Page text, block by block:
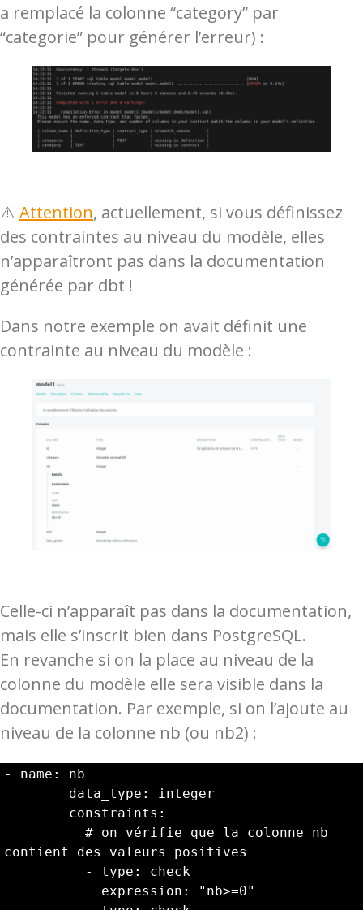
a remplacé la colonne “category” par
“categorie” pour générer l’erreur) :
⚠️ Attention, actuellement, si vous définissez
des contraintes au niveau du modèle, elles
n’apparaîtront pas dans la documentation
générée par dbt !
Dans notre exemple on avait définit une
contrainte au niveau du modèle :
Celle-ci n’apparaît pas dans la documentation,
mais elle s’inscrit bien dans PostgreSQL.
En revanche si on la place au niveau de la
colonne du modèle elle sera visible dans la
documentation. Par exemple, si on l’ajoute au
niveau de la colonne nb (ou nb2) :
- name: nb
contient des valeurs positives